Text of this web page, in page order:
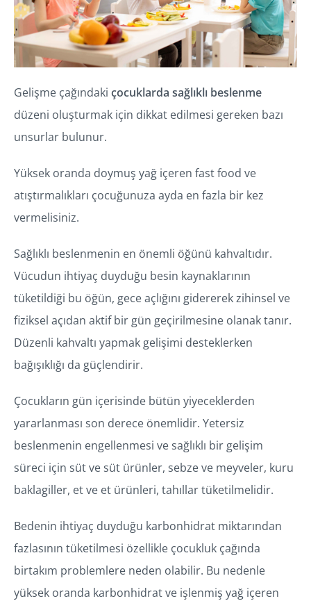
Gelişme çağındaki çocuklarda sağlıklı beslenme
düzeni oluşturmak için dikkat edilmesi gereken bazı
unsurlar bulunur.
Yüksek oranda doymuş yağ içeren fast food ve
atıştırmalıkları çocuğunuza ayda en fazla bir kez
vermelisiniz.
Sağlıklı beslenmenin en önemli öğünü kahvaltıdır.
Vücudun ihtiyaç duyduğu besin kaynaklarının
tüketildiği bu öğün, gece açlığını gidererek zihinsel ve
fiziksel açıdan aktif bir gün geçirilmesine olanak tanır.
Düzenli kahvaltı yapmak gelişimi desteklerken
bağışıklığı da güçlendirir.
Çocukların gün içerisinde bütün yiyeceklerden
yararlanması son derece önemlidir. Yetersiz
beslenmenin engellenmesi ve sağlıklı bir gelişim
süreci için süt ve süt ürünler, sebze ve meyveler, kuru
baklagiller, et ve et ürünleri, tahıllar tüketilmelidir.
Bedenin ihtiyaç duyduğu karbonhidrat miktarından
fazlasının tüketilmesi özellikle çocukluk çağında
birtakım problemlere neden olabilir. Bu nedenle
yüksek oranda karbonhidrat ve işlenmiş yağ içeren